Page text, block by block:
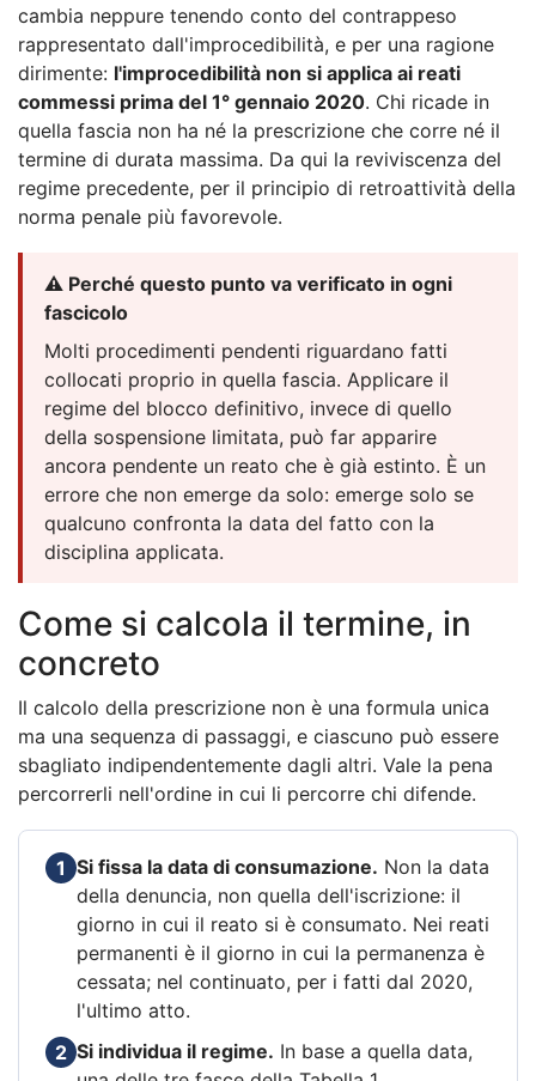
cambia neppure tenendo conto del contrappeso
rappresentato dall'improcedibilità, e per una ragione
dirimente: l'improcedibilità non si applica ai reati
commessi prima del 1° gennaio 2020. Chi ricade in
quella fascia non ha né la prescrizione che corre né il
termine di durata massima. Da qui la reviviscenza del
regime precedente, per il principio di retroattività della
norma penale più favorevole.
⚠️ Perché questo punto va verificato in ogni
fascicolo
Molti procedimenti pendenti riguardano fatti
collocati proprio in quella fascia. Applicare il
regime del blocco definitivo, invece di quello
della sospensione limitata, può far apparire
ancora pendente un reato che è già estinto. È un
errore che non emerge da solo: emerge solo se
qualcuno confronta la data del fatto con la
disciplina applicata.
Come si calcola il termine, in
concreto
Il calcolo della prescrizione non è una formula unica
ma una sequenza di passaggi, e ciascuno può essere
sbagliato indipendentemente dagli altri. Vale la pena
percorrerli nell'ordine in cui li percorre chi difende.
1 Si fissa la data di consumazione. Non la data
della denuncia, non quella dell'iscrizione: il
giorno in cui il reato si è consumato. Nei reati
permanenti è il giorno in cui la permanenza è
cessata; nel continuato, per i fatti dal 2020,
l'ultimo atto.
2 Si individua il regime. In base a quella data,